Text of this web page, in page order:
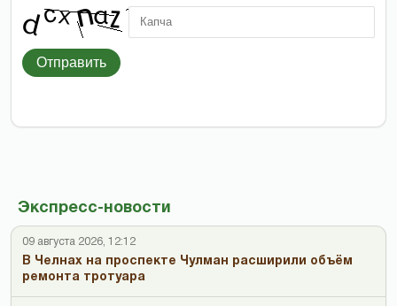
Экспресс-новости
09 августа 2026, 12:12
В Челнах на проспекте Чулман расширили объём
ремонта тротуара
Отправить